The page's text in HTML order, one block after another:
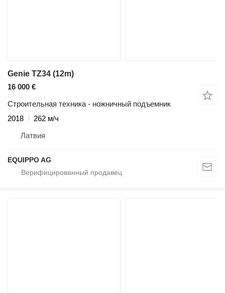
Genie TZ34 (12m)
16 000 €
Строительная техника - ножничный подъемник
2018
262 м/ч
Латвия
EQUIPPO AG